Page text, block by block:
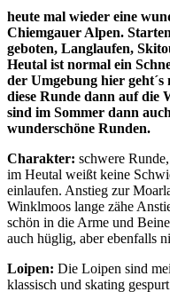
heute mal wieder eine
Chiemgauer Alpen.
geboten, Langlaufen,
Heutal ist normal ein
der Umgebung hier
diese Runde dann auf die
sind im Sommer dann
wunderschöne Runden.
Charakter: schwere
im Heutal weißt keine
einlaufen. Anstieg zur
Winklmoos lange zähe
schön in die Arme und
auch hüglig, aber ebenfalls
Loipen: Die Loipen sind
klassisch und skating